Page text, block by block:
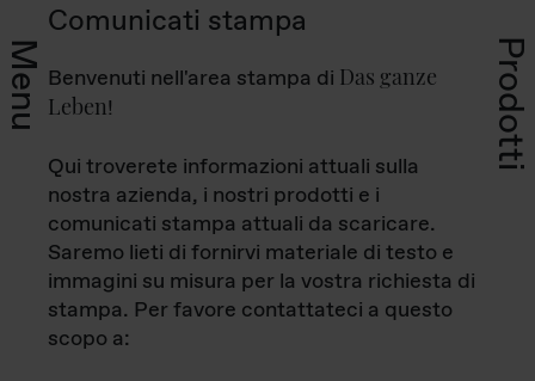
Menu Prodotti
Comunicati stampa
Benvenuti nell'area stampa di Das ganze
Leben!
Qui troverete informazioni attuali sulla
nostra azienda, i nostri prodotti e i
comunicati stampa attuali da scaricare.
Saremo lieti di fornirvi materiale di testo e
immagini su misura per la vostra richiesta di
stampa. Per favore contattateci a questo
scopo a: